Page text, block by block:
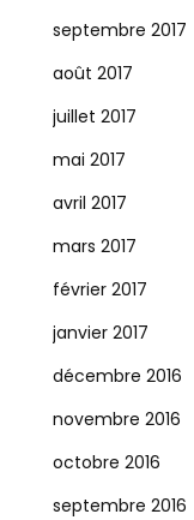
septembre 2017
août 2017
juillet 2017
mai 2017
avril 2017
mars 2017
février 2017
janvier 2017
décembre 2016
novembre 2016
octobre 2016
septembre 2016